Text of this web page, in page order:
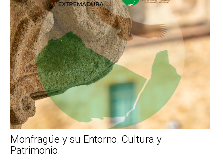
Monfragüe y su Entorno. Cultura y
Patrimonio.